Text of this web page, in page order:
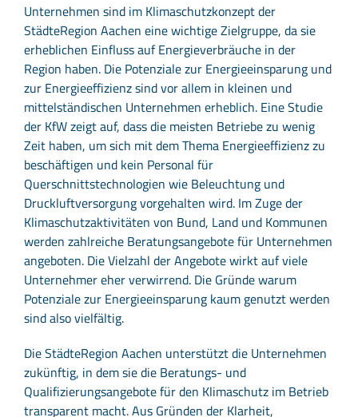
Unternehmen sind im Klimaschutzkonzept der
StädteRegion Aachen eine wichtige Zielgruppe, da sie
erheblichen Einfluss auf Energieverbräuche in der
Region haben. Die Potenziale zur Energieeinsparung und
zur Energieeffizienz sind vor allem in kleinen und
mittelständischen Unternehmen erheblich. Eine Studie
der KfW zeigt auf, dass die meisten Betriebe zu wenig
Zeit haben, um sich mit dem Thema Energieeffizienz zu
beschäftigen und kein Personal für
Querschnittstechnologien wie Beleuchtung und
Druckluftversorgung vorgehalten wird. Im Zuge der
Klimaschutzaktivitäten von Bund, Land und Kommunen
werden zahlreiche Beratungsangebote für Unternehmen
angeboten. Die Vielzahl der Angebote wirkt auf viele
Unternehmer eher verwirrend. Die Gründe warum
Potenziale zur Energieeinsparung kaum genutzt werden
sind also vielfältig.
Die StädteRegion Aachen unterstützt die Unternehmen
zukünftig, in dem sie die Beratungs- und
Qualifizierungsangebote für den Klimaschutz im Betrieb
transparent macht. Aus Gründen der Klarheit,